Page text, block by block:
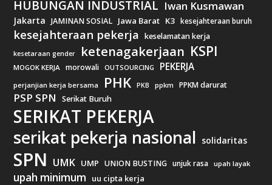
HUBUNGAN INDUSTRIAL Iwan Kusmawan
Jakarta JAMINAN SOSIAL Jawa Barat K3 kesejahteraan buruh
kesejahteraan pekerja keselamatan kerja
kesetaraan gender ketenagakerjaan KSPI
MOGOK KERJA morowali OUTSOURCING PEKERJA
perjanjian kerja bersama PHK PKB ppkm PPKM darurat
PSP SPN Serikat Buruh
SERIKAT PEKERJA
serikat pekerja nasional solidaritas
SPN UMK UMP UNION BUSTING unjuk rasa upah layak
upah minimum uu cipta kerja